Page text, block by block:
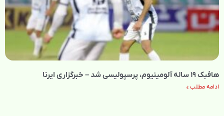
هافبک ۱۹ ساله آلومینیوم، پرسپولیسی شد – خبرگزاری ایرنا
ادامه مطلب »